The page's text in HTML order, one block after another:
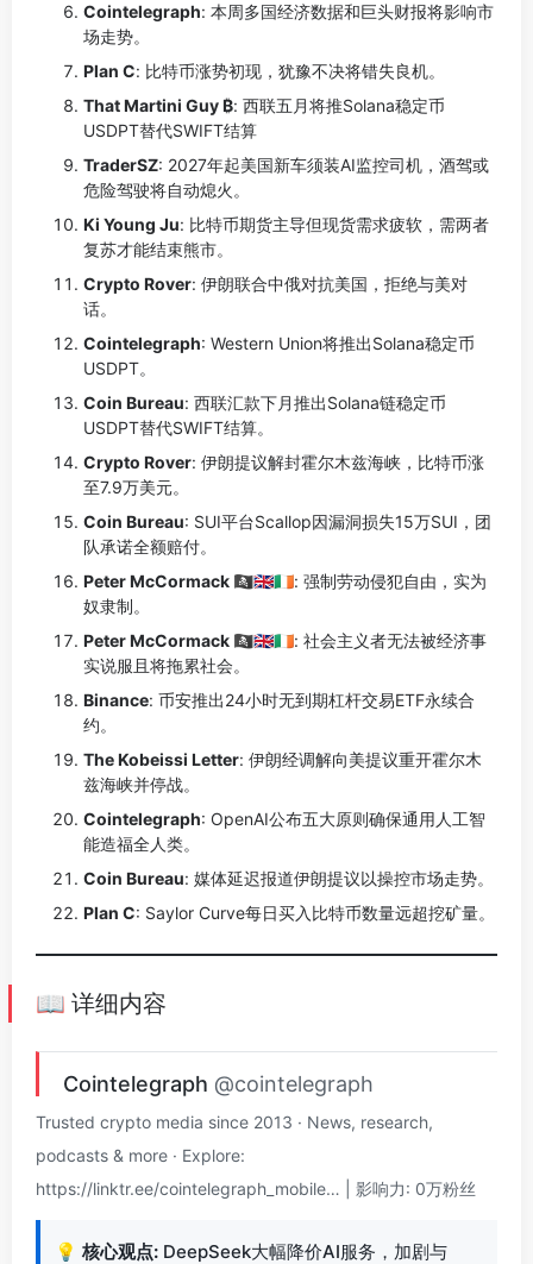
Cointelegraph: 本周多国经济数据和巨头财报将影响市
场走势。
Plan C: 比特币涨势初现，犹豫不决将错失良机。
That Martini Guy ₿: 西联五月将推Solana稳定币
USDPT替代SWIFT结算
TraderSZ: 2027年起美国新车须装AI监控司机，酒驾或
危险驾驶将自动熄火。
Ki Young Ju: 比特币期货主导但现货需求疲软，需两者
复苏才能结束熊市。
Crypto Rover: 伊朗联合中俄对抗美国，拒绝与美对
话。
Cointelegraph: Western Union将推出Solana稳定币
USDPT。
Coin Bureau: 西联汇款下月推出Solana链稳定币
USDPT替代SWIFT结算。
Crypto Rover: 伊朗提议解封霍尔木兹海峡，比特币涨
至7.9万美元。
Coin Bureau: SUI平台Scallop因漏洞损失15万SUI，团
队承诺全额赔付。
Peter McCormack 🏴‍☠️🇬🇧🇮🇪: 强制劳动侵犯自由，实为
奴隶制。
Peter McCormack 🏴‍☠️🇬🇧🇮🇪: 社会主义者无法被经济事
实说服且将拖累社会。
Binance: 币安推出24小时无到期杠杆交易ETF永续合
约。
The Kobeissi Letter: 伊朗经调解向美提议重开霍尔木
兹海峡并停战。
Cointelegraph: OpenAI公布五大原则确保通用人工智
能造福全人类。
Coin Bureau: 媒体延迟报道伊朗提议以操控市场走势。
Plan C: Saylor Curve每日买入比特币数量远超挖矿量。
📖 详细内容
Cointelegraph @cointelegraph
Trusted crypto media since 2013 · News, research,
podcasts & more · Explore:
https://linktr.ee/cointelegraph_mobile… | 影响力: 0万粉丝
💡 核心观点: DeepSeek大幅降价AI服务，加剧与